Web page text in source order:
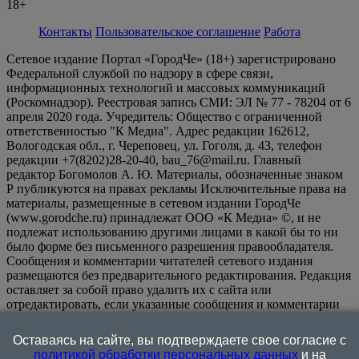
18+
Контакты Пользовательское соглашение Работа
Сетевое издание Портал «ГородЧе» (18+) зарегистрировано
Федеральной службой по надзору в сфере связи,
информационных технологий и массовых коммуникаций
(Роскомнадзор). Реестровая запись СМИ: ЭЛ № 77 - 78204 от 6
апреля 2020 года. Учредитель: Общество с ограниченной
ответственностью "К Медиа". Адрес редакции 162612,
Вологодская обл., г. Череповец, ул. Гоголя, д. 43, телефон
редакции +7(8202)28-20-40, bau_76@mail.ru. Главный
редактор Богомолов А. Ю. Материалы, обозначенные знаком
Р публикуются на правах рекламы Исключительные права на
материалы, размещенные в сетевом издании ГородЧе
(www.gorodche.ru) принадлежат ООО «К Медиа» ©, и не
подлежат использованию другими лицами в какой бы то ни
было форме без письменного разрешения правообладателя.
Сообщения и комментарии читателей сетевого издания
размещаются без предварительного редактирования. Редакция
оставляет за собой право удалить их с сайта или
отредактировать, если указанные сообщения и комментарии
или нарушением иных требований закона.
информационном ресурсе применяются рекомендательные
Оставаясь на сайте, вы подтверждаете свое согласие с
политикой обработки персональных данныхи на